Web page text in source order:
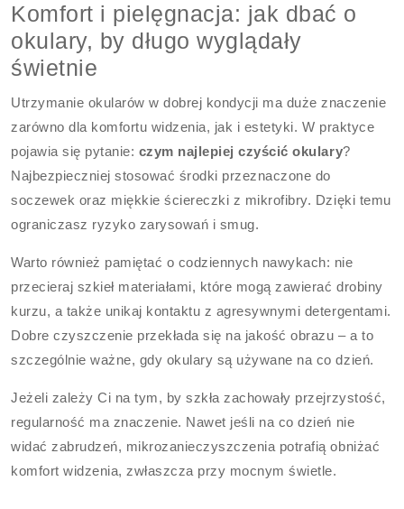
Komfort i pielęgnacja: jak dbać o
okulary, by długo wyglądały
świetnie
Utrzymanie okularów w dobrej kondycji ma duże znaczenie
zarówno dla komfortu widzenia, jak i estetyki. W praktyce
pojawia się pytanie: czym najlepiej czyścić okulary?
Najbezpieczniej stosować środki przeznaczone do
soczewek oraz miękkie ściereczki z mikrofibry. Dzięki temu
ograniczasz ryzyko zarysowań i smug.
Warto również pamiętać o codziennych nawykach: nie
przecieraj szkieł materiałami, które mogą zawierać drobiny
kurzu, a także unikaj kontaktu z agresywnymi detergentami.
Dobre czyszczenie przekłada się na jakość obrazu – a to
szczególnie ważne, gdy okulary są używane na co dzień.
Jeżeli zależy Ci na tym, by szkła zachowały przejrzystość,
regularność ma znaczenie. Nawet jeśli na co dzień nie
widać zabrudzeń, mikrozanieczyszczenia potrafią obniżać
komfort widzenia, zwłaszcza przy mocnym świetle.